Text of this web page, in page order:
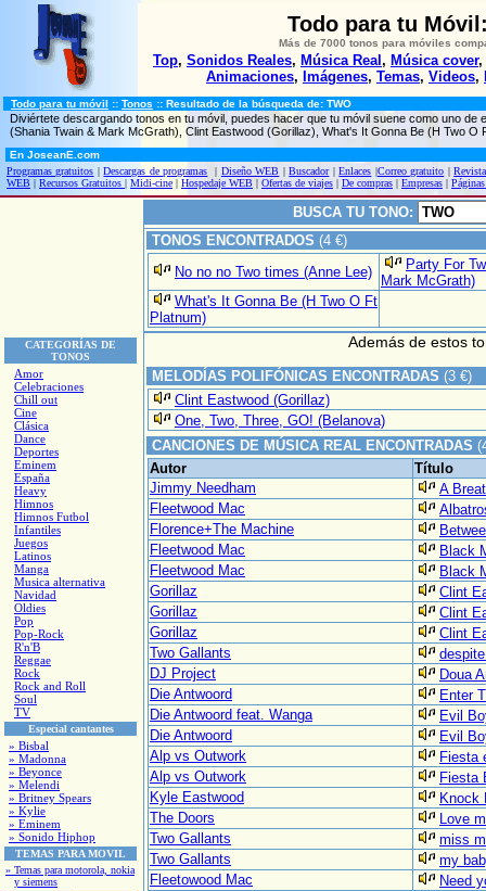
Todo para tu
Más de 7000 tonos para móviles
Top, Sonidos Reales, Música Real , Música cover,
Animaciones, Imágenes, Temas, Videos,
Todo para tu móvil :: Tonos :: Resultado de la búsqueda de: TWO
Diviértete descargando tonos en tu móvil, puedes hacer que tu móvil suene como uno
(Shania Twain & Mark McGrath), Clint Eastwood (Gorillaz), What's It Gonna Be (H Two O
En JoseanE.com
Programas gratuitos |Descargas de programas | Diseño WEB |Buscador|Enlaces |Correo gratuito |
WEB | Recursos Gratuitos | Midi-cine | Hospedaje WEB | Ofertas de viajes | De compras | Empresas |
CATEGORÍAS DE
TONOS
Amor
Celebraciones
Chill out
Cine
Clásica
Dance
Deportes
Eminem
España
Heavy
Himnos
Himnos Futbol
Infantiles
Juegos
Latinos
Manga
Musica alternativa
Navidad
Oldies
Pop
Pop-Rock
R'n'B
Reggae
Rock
Rock and Roll
Soul
TV
Especial cantantes
» Bisbal
» Madonna
» Beyonce
» Melendi
» Britney Spears
» Kylie
» Eminem
» Sonido Hiphop
TEMAS PARA MOVIL
» Temas para motorola, nokia
y siemens
BUSCA TU TONO:
TONOS ENCONTRADOS (4 €)
No no no Two times (Anne Lee)
Party For
Mark McGrath)
What's It Gonna Be (H Two O Ft
Platnum)
Además de estos
MELODÍAS POLIFÓNICAS ENCONTRADAS (3 €)
Clint Eastwood (Gorillaz)
One, Two, Three, GO! (Belanova)
CANCIONES DE MÚSICA REAL ENCONTRADAS
Autor
Título
Jimmy Needham
A
Fleetwood Mac
Florence+The Machine
Fleetwood Mac
Black
Fleetwood Mac
Black
Gorillaz
Clint
Gorillaz
Clint
Gorillaz
Clint
Two Gallants
DJ Project
Doua
Die Antwoord
Enter
Die Antwoord feat. Wanga
Evil
Die Antwoord
Evil
Alp vs Outwork
Fiesta
Alp vs Outwork
Fiesta
Kyle Eastwood
Knock
The Doors
Love
Two Gallants
miss
Two Gallants
my
Fleetowood Mac
Need